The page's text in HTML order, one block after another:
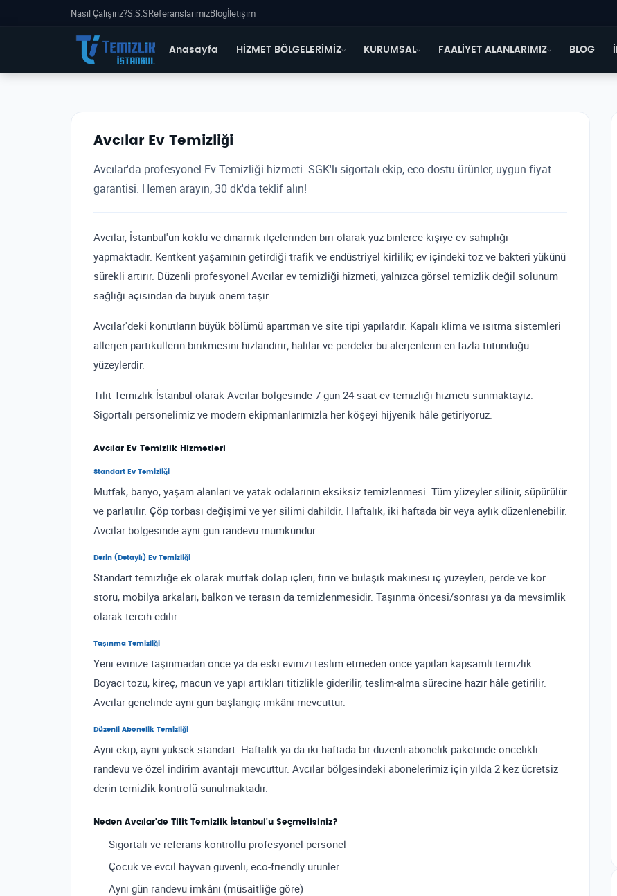
Nasıl Çalışırız?S.S.SReferanslarımızBlogİletişim
Anasayfa HİZMET BÖLGELERİMİZ KURUMSAL FAALİYET ALANLARIMIZ BLOG
Avcılar Ev Temizliği
Avcılar'da profesyonel Ev Temizliği hizmeti. SGK'lı sigortalı ekip, eco dostu ürünler, uygun fiyat
garantisi. Hemen arayın, 30 dk'da teklif alın!
Avcılar, İstanbul'un köklü ve dinamik ilçelerinden biri olarak yüz binlerce kişiye ev sahipliği
yapmaktadır. Kentkent yaşamının getirdiği trafik ve endüstriyel kirlilik; ev içindeki toz ve bakteri yükünü
sürekli artırır. Düzenli profesyonel Avcılar ev temizliği hizmeti, yalnızca görsel temizlik değil solunum
sağlığı açısından da büyük önem taşır.
Avcılar'deki konutların büyük bölümü apartman ve site tipi yapılardır. Kapalı klima ve ısıtma sistemleri
allerjen partiküllerin birikmesini hızlandırır; halılar ve perdeler bu alerjenlerin en fazla tutunduğu
yüzeylerdir.
Tilit Temizlik İstanbul olarak Avcılar bölgesinde 7 gün 24 saat ev temizliği hizmeti sunmaktayız.
Sigortalı personelimiz ve modern ekipmanlarımızla her köşeyi hijyenik hâle getiriyoruz.
Avcılar Ev Temizlik Hizmetleri
Standart Ev Temizliği
Mutfak, banyo, yaşam alanları ve yatak odalarının eksiksiz temizlenmesi. Tüm yüzeyler silinir, süpürülür
ve parlatılır. Çöp torbası değişimi ve yer silimi dahildir. Haftalık, iki haftada bir veya aylık düzenlenebilir.
Avcılar bölgesinde aynı gün randevu mümkündür.
Derin (Detaylı) Ev Temizliği
Standart temizliğe ek olarak mutfak dolap içleri, fırın ve bulaşık makinesi iç yüzeyleri, perde ve kör
storu, mobilya arkaları, balkon ve terasın da temizlenmesidir. Taşınma öncesi/sonrası ya da mevsimlik
olarak tercih edilir.
Taşınma Temizliği
Yeni evinize taşınmadan önce ya da eski evinizi teslim etmeden önce yapılan kapsamlı temizlik.
Boyacı tozu, kireç, macun ve yapı artıkları titizlikle giderilir, teslim-alma sürecine hazır hâle getirilir.
Avcılar genelinde aynı gün başlangıç imkânı mevcuttur.
Düzenli Abonelik Temizliği
Aynı ekip, aynı yüksek standart. Haftalık ya da iki haftada bir düzenli abonelik paketinde öncelikli
randevu ve özel indirim avantajı mevcuttur. Avcılar bölgesindeki abonelerimiz için yılda 2 kez ücretsiz
derin temizlik kontrolü sunulmaktadır.
Neden Avcılar'de Tilit Temizlik İstanbul'u Seçmelisiniz?
Sigortalı ve referans kontrollü profesyonel personel
Çocuk ve evcil hayvan güvenli, eco-friendly ürünler
Aynı gün randevu imkânı (müsaitliğe göre)